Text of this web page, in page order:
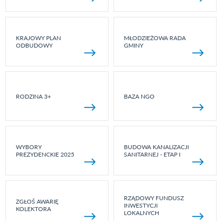
KRAJOWY PLAN
ODBUDOWY
MŁODZIEŻOWA RADA
GMINY
RODZINA 3+ BAZA NGO
WYBORY
PREZYDENCKIE 2025
BUDOWA KANALIZACJI
SANITARNEJ - ETAP I
ZGŁOŚ AWARIĘ
KOLEKTORA
RZĄDOWY FUNDUSZ
INWESTYCJI
LOKALNYCH